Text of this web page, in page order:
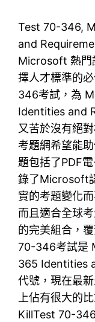
Test 70-346,
and
Microsoft 熱門
擇人才標準的
346考試，為
Identities and
又苦於沒有絕
考題網希望能
題包括了PDF
錄了Microsoft
實的考題變化
而且適合全球
的完美組合，
70-346考試是
365 Identities
代號，現在最
上佔有很大的
KillTest 70-